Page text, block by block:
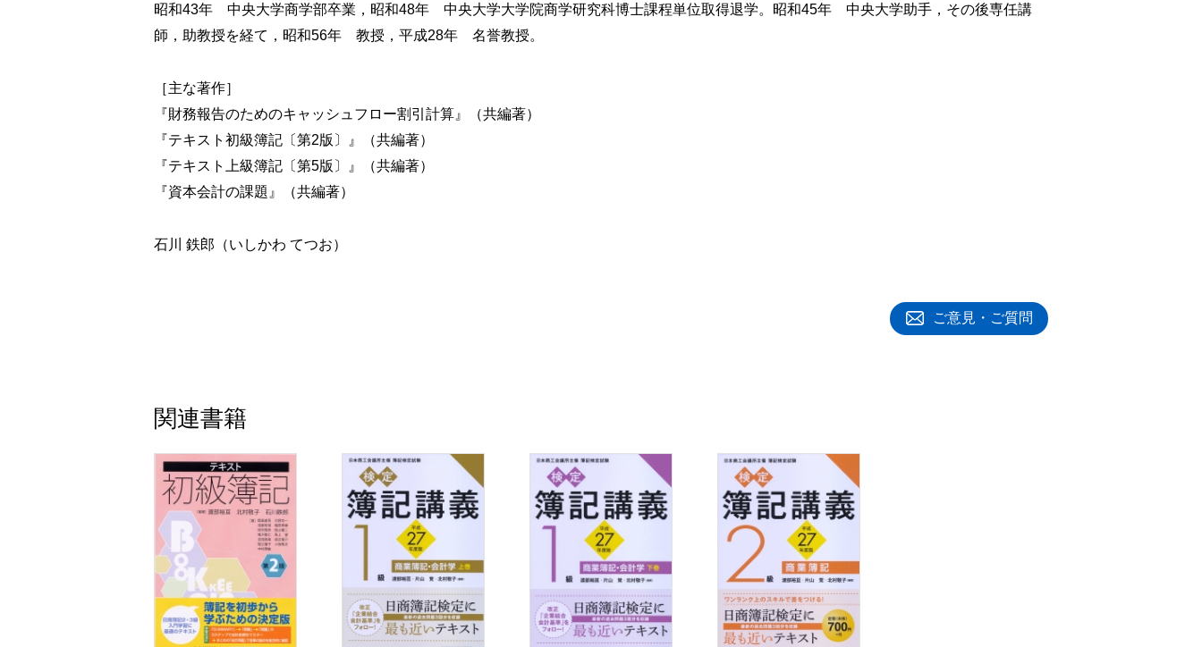
第７章 金融商品会計
例題２ 手 形
例題３ 有価証券の売買
例題４ ヘッジ会計（繰延ヘッジ会計と時価ヘッジ会計）
第８章 リース会計
例題１ 所有権移転外ファイナンス・リース取引の借手の処理
例題３ 中途解約の処理
例題１ 退職一時金
例題３ 過去勤務費用の計算
例題４ 数理計算上の差異の計算
第11章 社債会計
例題１ 社債会計の基礎
例題２ 社債の買入償還
第12章 その他の負債会計
昭和43年 中央大学商学部卒業，昭和48年 中央大学大学院商学研究科博士課程単位取得退学。昭和45年 中央大学助手，その後専任講
師，助教授を経て，昭和56年 教授，平成28年 名誉教授。
［主な著作］
『財務報告のためのキャッシュフロー割引計算』（共編著）
『テキスト初級簿記〔第2版〕』（共編著）
『テキスト上級簿記〔第5版〕』（共編著）
『資本会計の課題』（共編著）
石川 鉄郎（いしかわ てつお）
ご意見・ご質問
関連書籍